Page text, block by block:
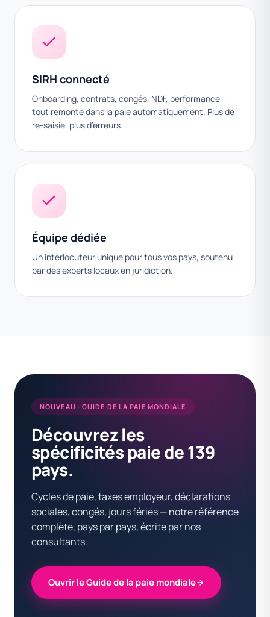
SIRH connecté
Onboarding, contrats, congés, NDF, performance —
tout remonte dans la paie automatiquement. Plus de
re-saisie, plus d’erreurs.
Équipe dédiée
Un interlocuteur unique pour tous vos pays, soutenu
par des experts locaux en juridiction.
NOUVEAU · GUIDE DE LA PAIE MONDIALE
Découvrez les
spécificités paie de 139
pays.
Cycles de paie, taxes employeur, déclarations
sociales, congés, jours fériés — notre référence
complète, pays par pays, écrite par nos
consultants.
Ouvrir le Guide de la paie mondiale